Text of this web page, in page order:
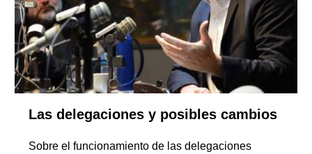
Las delegaciones y posibles cambios
Sobre el funcionamiento de las delegaciones